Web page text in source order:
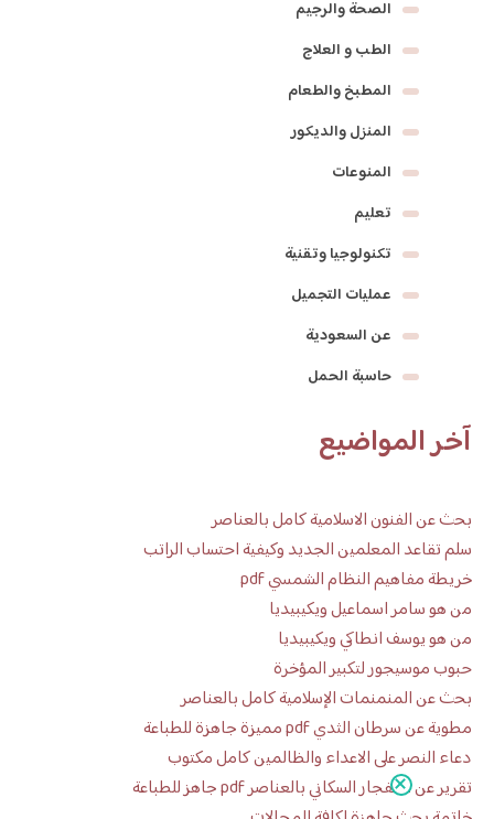
الصحة والرجيم
الطب و العلاج
المطبخ والطعام
المنزل والديكور
المنوعات
تعليم
تكنولوجيا وتقنية
عمليات التجميل
عن السعودية
حاسبة الحمل
آخر المواضيع
بحث عن الفنون الاسلامية كامل بالعناصر
سلم تقاعد المعلمين الجديد وكيفية احتساب الراتب
خريطة مفاهيم النظام الشمسي pdf
من هو سامر اسماعيل ويكيبيديا
من هو يوسف انطاكي ويكيبيديا
حبوب موسيجور لتكبير المؤخرة
بحث عن المنمنمات الإسلامية كامل بالعناصر
مطوية عن سرطان الثدي pdf مميزة جاهزة للطباعة
دعاء النصر على الاعداء والظالمين كامل مكتوب
تقرير عن الانفجار السكاني بالعناصر pdf جاهز للطباعة